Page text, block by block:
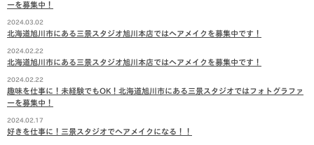
ーを募集中！
2024.03.02
北海道旭川市にある三景スタジオ旭川本店ではヘアメイクを募集中です！
2024.02.22
北海道旭川市にある三景スタジオ旭川本店ではヘアメイクを募集中です！
2024.02.22
趣味を仕事に！未経験でもOK！北海道旭川市にある三景スタジオではフォトグラファ
ーを募集中！
2024.02.17
好きを仕事に！三景スタジオでヘアメイクになる！！